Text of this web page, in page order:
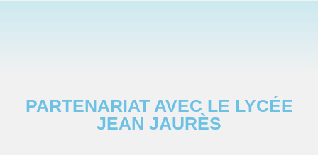
PARTENARIAT AVEC LE LYCÉE
JEAN JAURÈS